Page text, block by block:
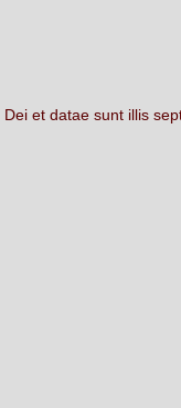
Dei et datae sunt illis